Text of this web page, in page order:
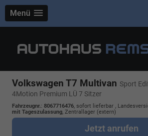
Menü
Volkswagen T7 Multivan Sport
4Motion Premium LÜ 7 Sitzer
Fahrzeugnr.: 8067716476, sofort lieferbar ,
mit Tageszulassung, Zentrallager (extern)
Jetzt anrufen